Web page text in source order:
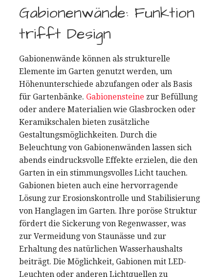
Gabionenwände: Funktion
trifft Design
Gabionenwände können als strukturelle
Elemente im Garten genutzt werden, um
Höhenunterschiede abzufangen oder als Basis
für Gartenbänke. Gabionensteine zur Befüllung
oder andere Materialien wie Glasbrocken oder
Keramikschalen bieten zusätzliche
Gestaltungsmöglichkeiten. Durch die
Beleuchtung von Gabionenwänden lassen sich
abends eindrucksvolle Effekte erzielen, die den
Garten in ein stimmungsvolles Licht tauchen.
Gabionen bieten auch eine hervorragende
Lösung zur Erosionskontrolle und Stabilisierung
von Hanglagen im Garten. Ihre poröse Struktur
fördert die Sickerung von Regenwasser, was
zur Vermeidung von Staunässe und zur
Erhaltung des natürlichen Wasserhaushalts
beiträgt. Die Möglichkeit, Gabionen mit LED-
Leuchten oder anderen Lichtquellen zu